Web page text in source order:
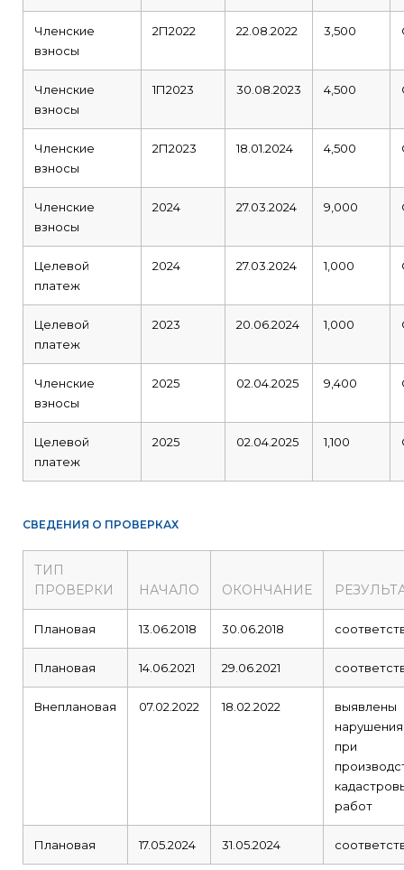
Членские
взносы
2П2022 22.08.2022 3,500
Членские
взносы
1П2023 30.08.2023 4,500
Членские
взносы
2П2023 18.01.2024 4,500
Членские
взносы
2024 27.03.2024 9,000
Целевой
платеж
2024 27.03.2024 1,000
Целевой
платеж
2023 20.06.2024 1,000
Членские
взносы
2025 02.04.2025 9,400
Целевой
платеж
2025 02.04.2025 1,100
СВЕДЕНИЯ О ПРОВЕРКАХ
ТИП
ПРОВЕРКИ
НАЧАЛО ОКОНЧАНИЕ
Плановая 13.06.2018 30.06.2018
Плановая 14.06.2021 29.06.2021
Внеплановая 07.02.2022 18.02.2022
выявлены
нарушения
при
работ
Плановая 17.05.2024 31.05.2024